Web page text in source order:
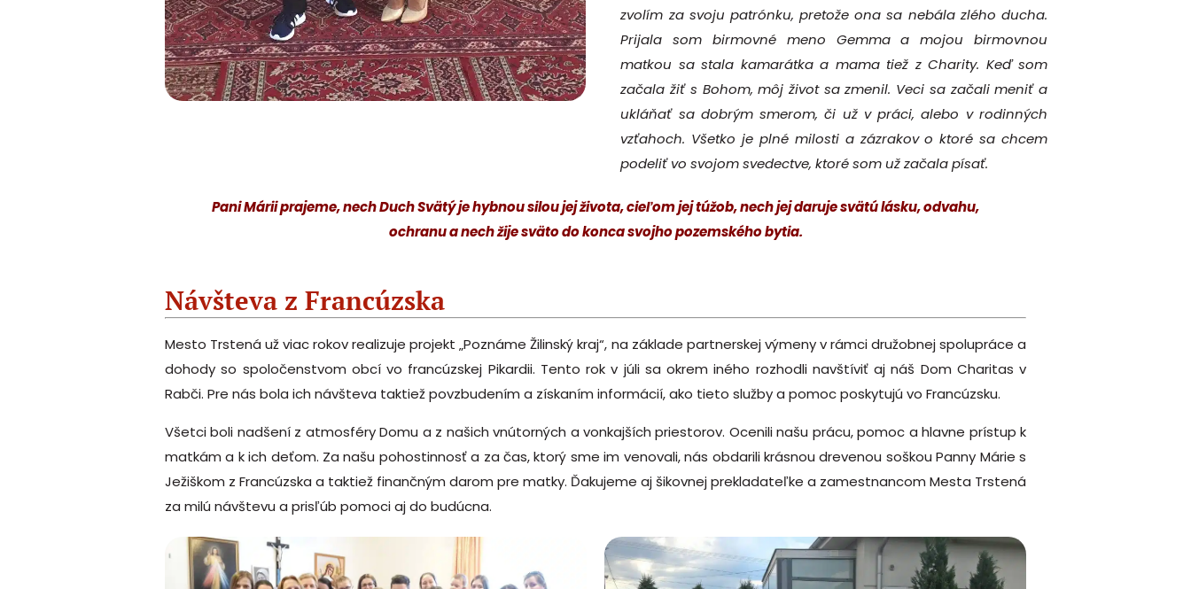
zvolím za svoju patrónku, pretože ona sa nebála zlého ducha.
Prijala som birmovné meno Gemma a mojou birmovnou
matkou sa stala kamarátka a mama tiež z Charity. Keď som
začala žiť s Bohom, môj život sa zmenil. Veci sa začali meniť a
ukláňať sa dobrým smerom, či už v práci, alebo v rodinných
vzťahoch. Všetko je plné milosti a zázrakov o ktoré sa chcem
podeliť vo svojom svedectve, ktoré som už začala písať.
Pani Márii prajeme, nech Duch Svätý je hybnou silou jej života, cieľom jej túžob, nech jej daruje svätú lásku, odvahu,
ochranu a nech žije sväto do konca svojho pozemského bytia.
Návšteva z Francúzska
Mesto Trstená už viac rokov realizuje projekt „Poznáme Žilinský kraj“, na základe partnerskej výmeny v rámci družobnej spolupráce a
dohody so spoločenstvom obcí vo francúzskej Pikardii. Tento rok v júli sa okrem iného rozhodli navštíviť aj náš Dom Charitas v
Rabči. Pre nás bola ich návšteva taktiež povzbudením a získaním informácií, ako tieto služby a pomoc poskytujú vo Francúzsku.
Všetci boli nadšení z atmosféry Domu a z našich vnútorných a vonkajších priestorov. Ocenili našu prácu, pomoc a hlavne prístup k
matkám a k ich deťom. Za našu pohostinnosť a za čas, ktorý sme im venovali, nás obdarili krásnou drevenou soškou Panny Márie s
Ježiškom z Francúzska a taktiež finančným darom pre matky. Ďakujeme aj šikovnej prekladateľke a zamestnancom Mesta Trstená
za milú návštevu a prisľúb pomoci aj do budúcna.